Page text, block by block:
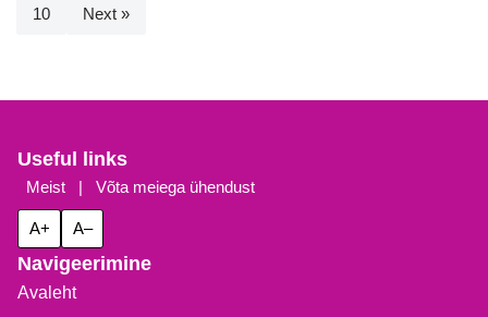
10 Next »
Useful links
Meist | Võta meiega ühendust
A+ A–
Navigeerimine
Avaleht